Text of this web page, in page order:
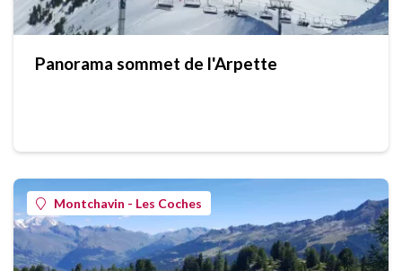
Panorama sommet de l'Arpette
Montchavin - Les Coches